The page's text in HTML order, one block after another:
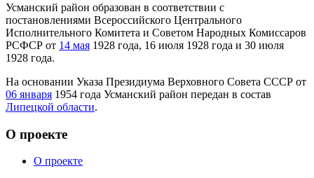
Усманский район образован в соответствии с
постановлениями Всероссийского Центрального
Исполнительного Комитета и Советом Народных Комиссаров
РСФСР от 14 мая 1928 года, 16 июля 1928 года и 30 июля
1928 года.
На основании Указа Президиума Верховного Совета СССР от
06 января 1954 года Усманский район передан в состав
Липецкой области.
О проекте
О проекте